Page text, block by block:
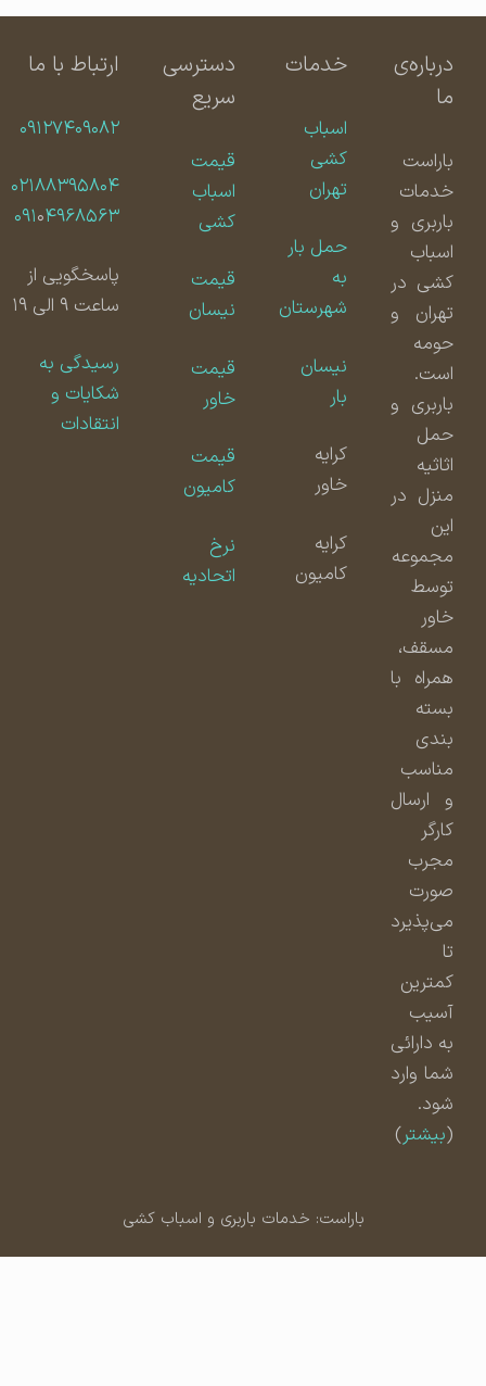
درباره‌ی
باراست
خدمات
باربری و
اسباب
کشی در
تهران و
حومه
است.
باربری و
حمل
اثاثیه
منزل در
مجموعه
توسط
مسقف،
همراه با
بسته
بندی
مناسب
و ارسال
مجرب
صورت
می‌پذیرد
کمترین
آسیب
به دارائی
شما وارد
شود.
بیشتر)
خدمات
اسباب
کشی
تهران
حمل بار
شهرستان
نیسان
کامیون
دسترسی
سریع
قیمت
اسباب
کشی
قیمت
نیسان
قیمت
قیمت
کامیون
اتحادیه
ارتباط با ما
۰۹۱۲۷۴۰۹۰۸۲
۰۲۱۸۸۳۹۵۸۰۴
۰۹۱۰۴۹۶۸۵۶۳
پاسخگویی از
ساعت ۹ الی ۱۹
رسیدگی به
شکایات و
انتقادات
باراست: خدمات باربری و اسباب کشی